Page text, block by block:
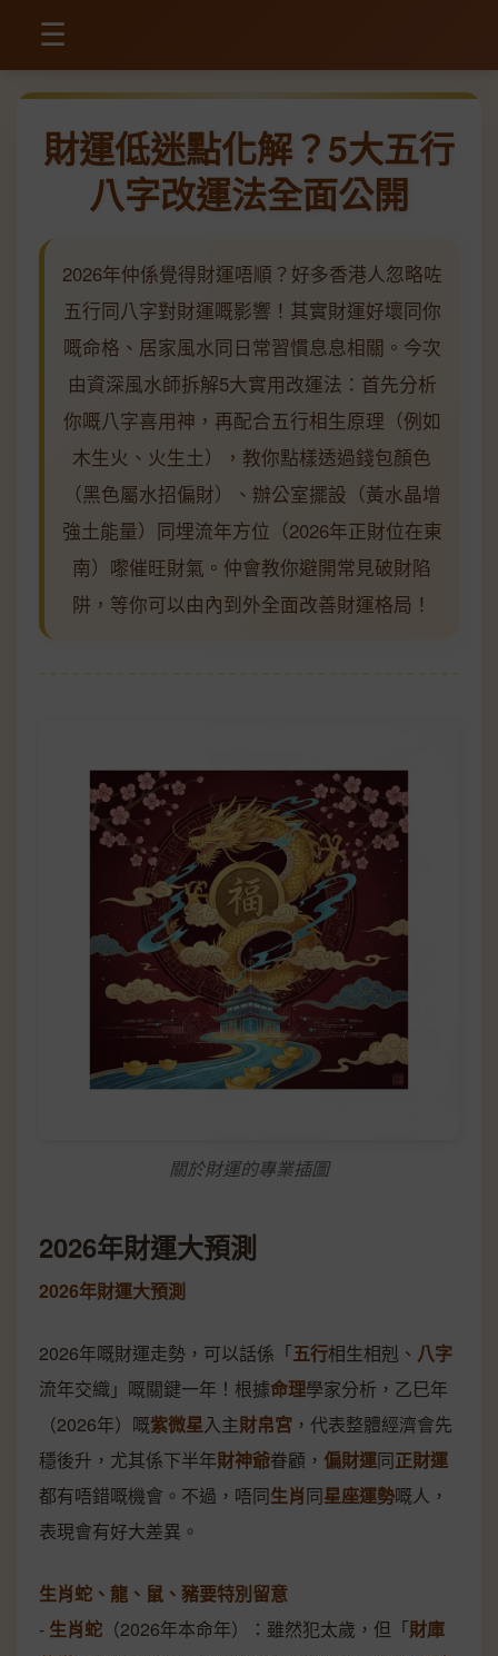
☰
財運低迷點化解？5大五行
八字改運法全面公開
2026年仲係覺得財運唔順？好多香港人忽略咗
五行同八字對財運嘅影響！其實財運好壞同你
嘅命格、居家風水同日常習慣息息相關。今次
由資深風水師拆解5大實用改運法：首先分析
你嘅八字喜用神，再配合五行相生原理（例如
木生火、火生土），教你點樣透過錢包顏色
（黑色屬水招偏財）、辦公室擺設（黃水晶增
強土能量）同埋流年方位（2026年正財位在東
南）嚟催旺財氣。仲會教你避開常見破財陷
阱，等你可以由內到外全面改善財運格局！
關於財運的專業插圖
2026年財運大預測
2026年財運大預測
2026年嘅財運走勢，可以話係「五行相生相剋、 八字
流年交織」嘅關鍵一年！根據命理學家分析，乙巳年
（2026年）嘅紫微星入主財帛宮 ，代表整體經濟會先
穩後升，尤其係下半年財神爺眷顧， 偏財運同正財運
都有唔錯嘅機會。不過，唔同生肖同星座運勢嘅人，
表現會有好大差異。
生肖蛇、龍、鼠、豬要特別留意
- 生肖蛇 （2026年本命年）：雖然犯太歲，但「財庫